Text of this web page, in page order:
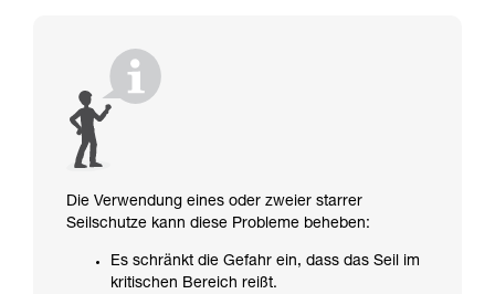
Die Verwendung eines oder zweier starrer
Seilschutze kann diese Probleme beheben:
Es schränkt die Gefahr ein, dass das Seil im
kritischen Bereich reißt.